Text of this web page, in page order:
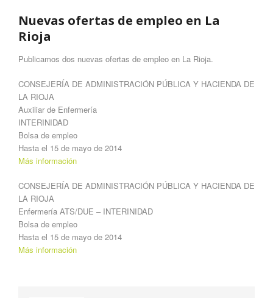
Nuevas ofertas de empleo en La
Rioja
Publicamos dos nuevas ofertas de empleo en La Rioja.
CONSEJERÍA DE ADMINISTRACIÓN PÚBLICA Y HACIENDA DE
LA RIOJA
Auxiliar de Enfermería
INTERINIDAD
Bolsa de empleo
Hasta el 15 de mayo de 2014
Más información
CONSEJERÍA DE ADMINISTRACIÓN PÚBLICA Y HACIENDA DE
LA RIOJA
Enfermería ATS/DUE – INTERINIDAD
Bolsa de empleo
Hasta el 15 de mayo de 2014
Más información